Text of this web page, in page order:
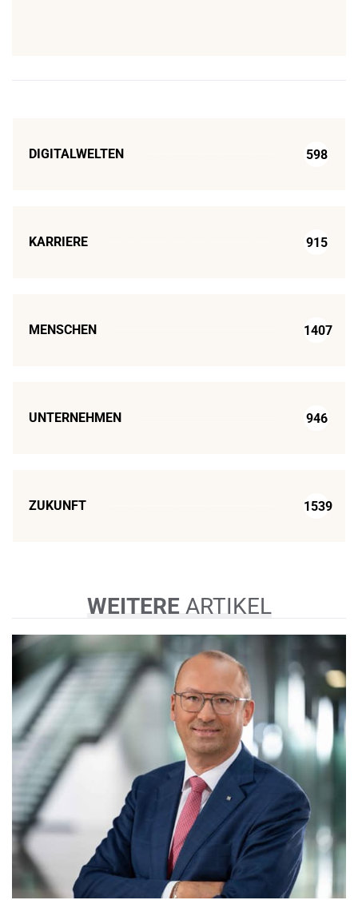
DIGITALWELTEN 598
KARRIERE 915
MENSCHEN 1407
UNTERNEHMEN 946
ZUKUNFT 1539
WEITEREARTIKEL